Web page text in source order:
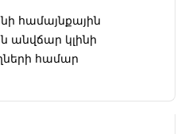
համայնքային
անվճար կլինի
համար